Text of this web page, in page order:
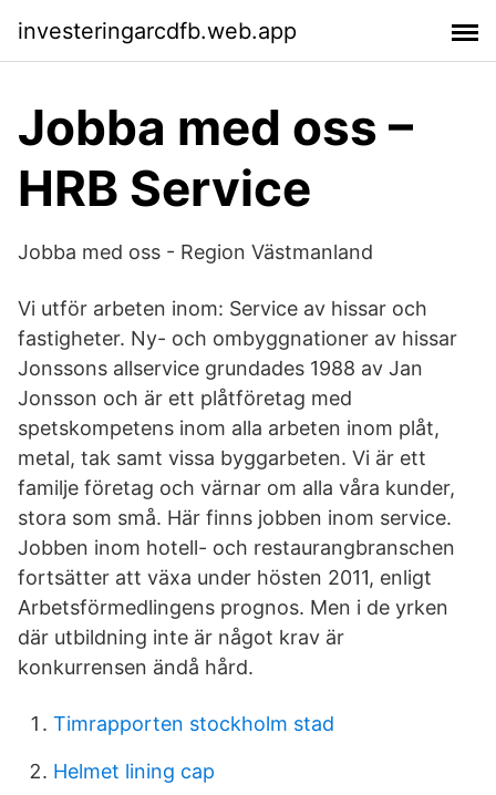
investeringarcdfb.web.app
Jobba med oss –
HRB Service
Jobba med oss - Region Västmanland
Vi utför arbeten inom: Service av hissar och
fastigheter. Ny- och ombyggnationer av hissar
Jonssons allservice grundades 1988 av Jan
Jonsson och är ett plåtföretag med
spetskompetens inom alla arbeten inom plåt,
metal, tak samt vissa byggarbeten. Vi är ett
familje företag och värnar om alla våra kunder,
stora som små. Här finns jobben inom service.
Jobben inom hotell- och restaurangbranschen
fortsätter att växa under hösten 2011, enligt
Arbetsförmedlingens prognos. Men i de yrken
där utbildning inte är något krav är
konkurrensen ändå hård.
Timrapporten stockholm stad
Helmet lining cap